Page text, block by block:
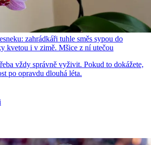
zahrádkáři tuhle směs sypou do
kvetou i v zimě. Mšice z ní utečou
vždy správně vyživit. Pokud to dokážete,
po opravdu dlouhá léta.